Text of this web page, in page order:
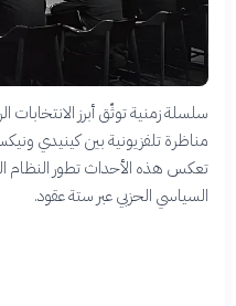
سلسلة زمنية توثّق أبرز الانتخابات
تعكس هذه الأحداث تطور النظام
السياسي الحزبي عبر ستة عقود.